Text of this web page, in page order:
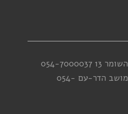
13
054-7000037
הדר-עם 054-